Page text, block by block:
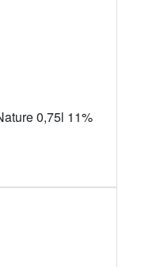
0,75l 11%